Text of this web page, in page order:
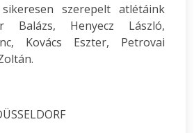
szerepelt atlétáink
Balázs, Henyecz László,
Kovács Eszter, Petrovai